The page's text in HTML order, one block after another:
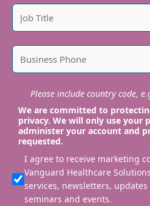
Please include country code,
We are committed to
privacy. We will only use your
administer your account and
requested.
I agree to receive marketing
Vanguard Healthcare
services, newsletters,
seminars and events.